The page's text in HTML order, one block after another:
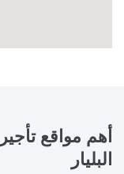
أهم مواقع
البليار